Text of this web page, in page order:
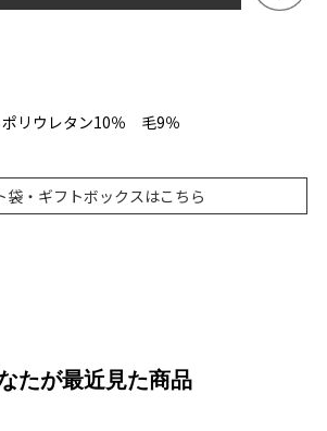
リウレタン10％ 毛9％
袋・ギフトボックスはこちら
たが最近見た商品